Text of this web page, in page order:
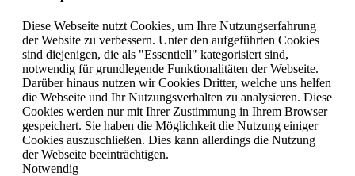
Diese Webseite nutzt Cookies, um Ihre Nutzungserfahrung
der Website zu verbessern. Unter den aufgeführten Cookies
sind diejenigen, die als "Essentiell" kategorisiert sind,
notwendig für grundlegende Funktionalitäten der Webseite.
Darüber hinaus nutzen wir Cookies Dritter, welche uns helfen
die Webseite und Ihr Nutzungsverhalten zu analysieren. Diese
Cookies werden nur mit Ihrer Zustimmung in Ihrem Browser
gespeichert. Sie haben die Möglichkeit die Nutzung einiger
Cookies auszuschließen. Dies kann allerdings die Nutzung
der Webseite beeinträchtigen.
Notwendig